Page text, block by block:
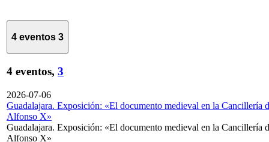
4 eventos 3
4 eventos, 3
2026-07-06
Guadalajara. Exposición: «El documento medieval en la Cancillería
Alfonso X»
Guadalajara. Exposición: «El documento medieval en la Cancillería
Alfonso X»